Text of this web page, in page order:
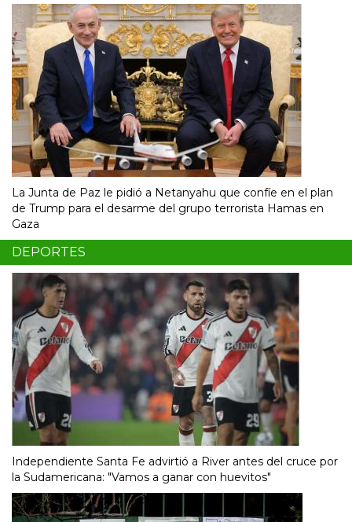
La Junta de Paz le pidió a Netanyahu que confíe en el plan
de Trump para el desarme del grupo terrorista Hamas en
Gaza
DEPORTES
Independiente Santa Fe advirtió a River antes del cruce por
la Sudamericana: "Vamos a ganar con huevitos"